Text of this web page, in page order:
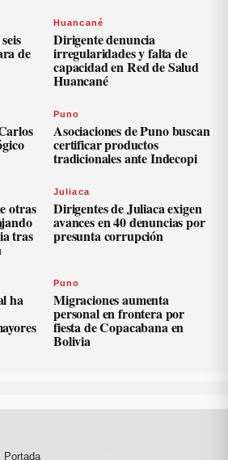
de
Huancané
Dirigente denuncia
irregularidades y falta de
capacidad en Red de Salud
Huancané
Puno
Asociaciones de Puno buscan
certificar productos
tradicionales ante Indecopi
otras
tras
Juliaca
Dirigentes de Juliaca exigen
avances en 40 denuncias por
presunta corrupción
ha
Puno
Migraciones aumenta
personal en frontera por
fiesta de Copacabana en
Bolivia
Portada